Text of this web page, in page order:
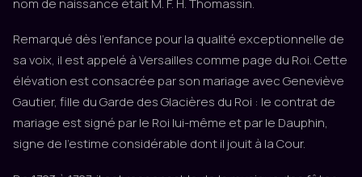
Remarqué dès l'enfance pour la qualité exceptionnelle de
sa voix, il est appelé à Versailles comme page du Roi. Cette
élévation est consacrée par son mariage avec Geneviève
Gautier, fille du Garde des Glacières du Roi : le contrat de
mariage est signé par le Roi lui-même et par le Dauphin,
signe de l'estime considérable dont il jouit à la Cour.